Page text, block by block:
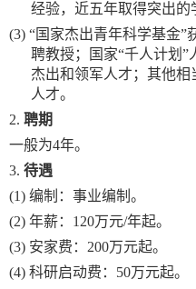
经验，近五年取得突出的
(3) “国家杰出青年科学基金”
聘教授；国家“千人计划”
杰出和领军人才 ； 其他相
人才。
2. 聘期
一般为4年。
3. 待遇
(1) 编制：事业编制。
(2) 年薪： 120万元/年起。
(3) 安家费： 200万元起。
(4) 科研启动费： 50万元起。